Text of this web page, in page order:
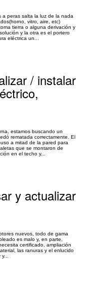
peras salta la luz de la nada
vitro, aire, etc)
tierra o alguna derivación y
y la otra es el portero
eléctrica un...
/ instalar
estamos buscando un
rematada correctamente. El
a mitad de la pared para
que se montaron de
en el techo y...
y actualizar
nuevos, todo de gama
es malo y, en parte,
certificado, ampliación
las ranuras y el enlucido